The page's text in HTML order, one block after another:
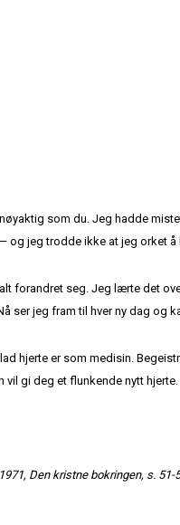
som du. Jeg hadde
jeg trodde ikke at jeg orket
forandret seg. Jeg lærte det
ser jeg fram til hver ny dag og
hjerte er som medisin.
vil gi deg et flunkende nytt hjerte.
Den kristne bokringen, s. 51-